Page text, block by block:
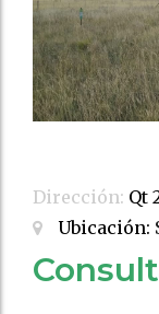
Dirección: Qt
Ubicación: